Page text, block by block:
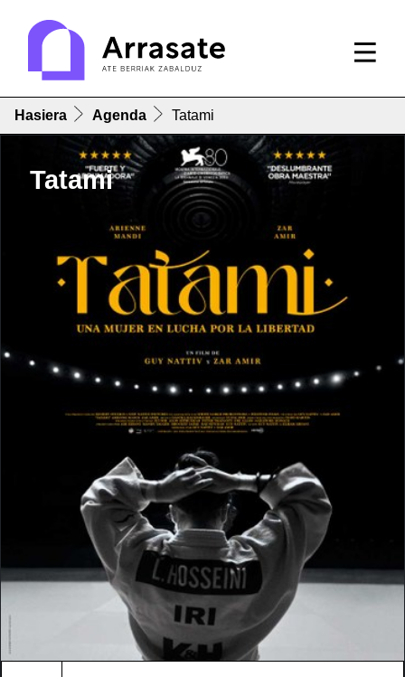
Hasiera Agenda Tatami
Tatami